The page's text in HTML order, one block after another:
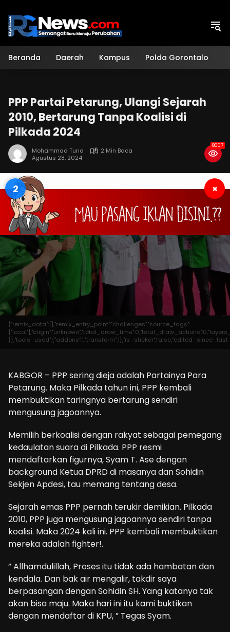
konten
Beranda Daerah Kampus Polda Gorontalo
PPP Partai Petarung, Ulangi Sejarah
2010, Bertarung Tanpa Koalisi di
Pilkada 2024
Mohammad Tuna
2 Min Baca
Agustus 28, 2024
8007
2 ×
{"remix_data":[],"remix_entry_point":"challenges","source_tags":
KABGOR – PPP sering dieja adalah Partainya Para
Petarung. Maka Pilkada tahun ini, PPP kembali
membuktikan taringnya bertarung sendiri
mengusung jagoannya.
Memilih berkoalisi dengan rakyat sebagai pemegang
kedaulatan suara di Pilkada. PPP resmi
mendaftarkan figurnya, Syam T. Ase dengan
background Ketua DPRD di masanya dan Sohidin
Sekjen Apdesi, tau memang tentang desa.
Sejarah emas PPP pernah terukir demikian. Pilkada
2010, PPP juga mengusung jagoannya sendiri tanpa
koalisi. Maka 2024 kali ini. PPP kembali membuktikan
mereka adalah fighter!.
” Allhamdulillah, Proses itu tidak ada hambatan dan
kendala. Dan bak air mengalir, takdir saya
berpasangan dengan Sohidin SH. Yang katanya tak
akan bisa maju. Maka hari ini itu kami buktikan
dengan mendaftar di KPU, ” Tegas Syam.